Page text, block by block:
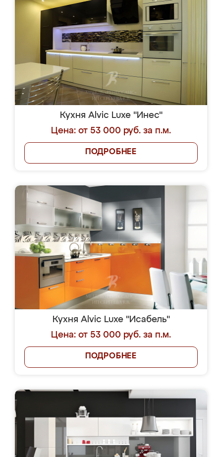
Кухня Alvic Luxe "Инес"
Цена: от 53 000 руб. за п.м.
ПОДРОБНЕЕ
Кухня Alvic Luxe "Исабель"
Цена: от 53 000 руб. за п.м.
ПОДРОБНЕЕ